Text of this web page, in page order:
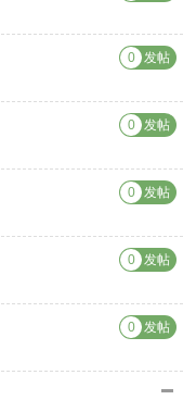
发帖
0
发帖
0
发帖
0
发帖
0
发帖
0